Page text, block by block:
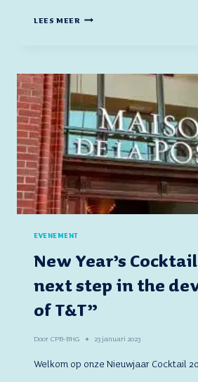
LEES MEEREVENT
NIEUWE
PARTNER,
VAN
MOER
LOGISTICS
EVENEMENT
New Year’s
next step in the
of T&T”
Door CPB-BHG 23 januari 2023
Welkom op onze Nieuwjaar Cocktail